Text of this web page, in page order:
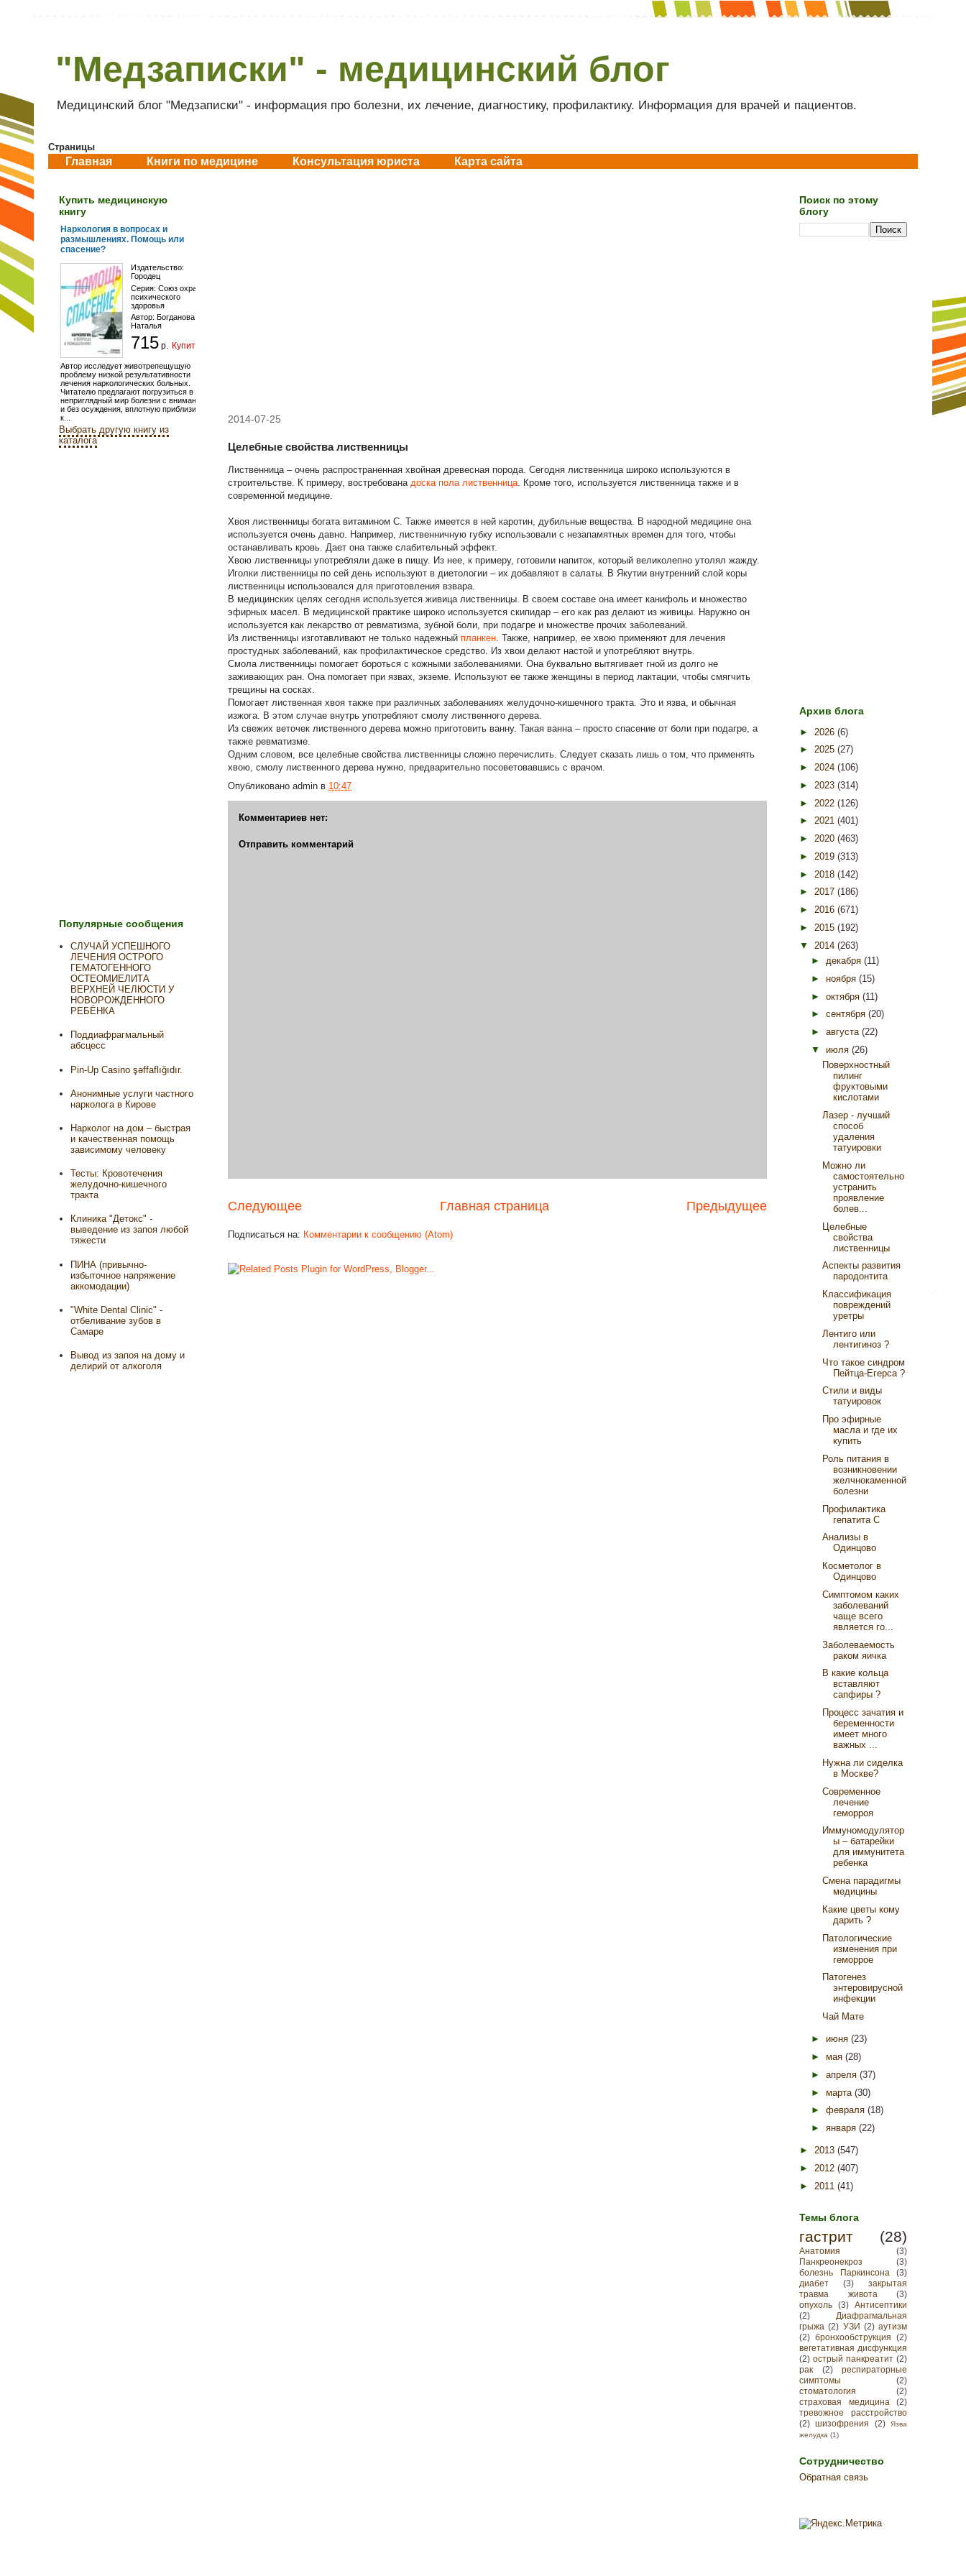
"Медзаписки" - медицинский блог
Медицинский блог "Медзаписки" - информация про болезни, их лечение, диагностику, профилактику. Информация для врачей и пациентов.
Страницы
Главная Книги по медицине Консультация юриста Карта сайта
2014-07-25
Целебные свойства лиственницы
Лиственница – очень распространенная хвойная древесная порода. Сегодня лиственница широко используются в
строительстве. К примеру, востребована доска пола лиственница. Кроме того, используется лиственница также и в
современной медицине.
Хвоя лиственницы богата витамином С. Также имеется в ней каротин, дубильные вещества. В народной медицине она
используется очень давно. Например, лиственничную губку использовали с незапамятных времен для того, чтобы
останавливать кровь. Дает она также слабительный эффект.
Хвою лиственницы употребляли даже в пищу. Из нее, к примеру, готовили напиток, который великолепно утолял жажду.
Иголки лиственницы по сей день используют в диетологии – их добавляют в салаты. В Якутии внутренний слой коры
лиственницы использовался для приготовления взвара.
В медицинских целях сегодня используется живица лиственницы. В своем составе она имеет канифоль и множество
эфирных масел. В медицинской практике широко используется скипидар – его как раз делают из живицы. Наружно он
используется как лекарство от ревматизма, зубной боли, при подагре и множестве прочих заболеваний.
Из лиственницы изготавливают не только надежный планкен. Также, например, ее хвою применяют для лечения
простудных заболеваний, как профилактическое средство. Из хвои делают настой и употребляют внутрь.
Смола лиственницы помогает бороться с кожными заболеваниями. Она буквально вытягивает гной из долго не
заживающих ран. Она помогает при язвах, экземе. Используют ее также женщины в период лактации, чтобы смягчить
трещины на сосках.
Помогает лиственная хвоя также при различных заболеваниях желудочно-кишечного тракта. Это и язва, и обычная
изжога. В этом случае внутрь употребляют смолу лиственного дерева.
Из свежих веточек лиственного дерева можно приготовить ванну. Такая ванна – просто спасение от боли при подагре, а
также ревматизме.
Одним словом, все целебные свойства лиственницы сложно перечислить. Следует сказать лишь о том, что применять
хвою, смолу лиственного дерева нужно, предварительно посоветовавшись с врачом.
Опубликовано admin в 10:47
Комментариев нет:
Отправить комментарий
Следующее Предыдущее
Главная страница
Подписаться на: Комментарии к сообщению (Atom)
Купить медицинскую
книгу
Наркология в вопросах и
размышлениях. Помощь или
спасение?
Издательство:
Городец
Серия: Союз охраны
психического
здоровья
Автор: Богданова
Наталья
715 р. Купить
Автор исследует животрепещущую
проблему низкой результативности
лечения наркологических больных.
Читателю предлагают погрузиться в
неприглядный мир болезни с вниманием
и без осуждения, вплотную приблизиться
к...
Выбрать другую книгу из
каталога
Популярные сообщения
СЛУЧАЙ УСПЕШНОГО
ЛЕЧЕНИЯ ОСТРОГО
ГЕМАТОГЕННОГО
ОСТЕОМИЕЛИТА
ВЕРХНЕЙ ЧЕЛЮСТИ У
НОВОРОЖДЕННОГО
РЕБЁНКА
Поддиафрагмальный
абсцесс
Pin-Up Casino şəffaflığıdır.
Анонимные услуги частного
нарколога в Кирове
Нарколог на дом – быстрая
и качественная помощь
зависимому человеку
Тесты: Кровотечения
желудочно-кишечного
тракта
Клиника "Детокс" -
выведение из запоя любой
тяжести
ПИНА (привычно-
избыточное напряжение
аккомодации)
"White Dental Clinic" -
отбеливание зубов в
Самаре
Вывод из запоя на дому и
делирий от алкоголя
Поиск по этому
блогу
Архив блога
► 2026 (6)
► 2025 (27)
► 2024 (106)
► 2023 (314)
► 2022 (126)
► 2021 (401)
► 2020 (463)
► 2019 (313)
► 2018 (142)
► 2017 (186)
► 2016 (671)
► 2015 (192)
▼ 2014 (263)
► декабря (11)
► ноября (15)
► октября (11)
► сентября (20)
► августа (22)
▼ июля (26)
Поверхностный
пилинг
фруктовыми
кислотами
Лазер - лучший
способ
удаления
татуировки
Можно ли
самостоятельно
устранить
проявление
болев...
Целебные
свойства
лиственницы
Аспекты развития
пародонтита
Классификация
повреждений
уретры
Лентиго или
лентигиноз ?
Что такое синдром
Пейтца-Егерса ?
Стили и виды
татуировок
Про эфирные
масла и где их
купить
Роль питания в
возникновении
желчнокаменной
болезни
Профилактика
гепатита С
Анализы в
Одинцово
Косметолог в
Одинцово
Симптомом каких
заболеваний
чаще всего
является го...
Заболеваемость
раком яичка
В какие кольца
вставляют
сапфиры ?
Процесс зачатия и
беременности
имеет много
важных ...
Нужна ли сиделка
в Москве?
Современное
лечение
геморроя
Иммуномодулятор
ы – батарейки
для иммунитета
ребенка
Смена парадигмы
медицины
Какие цветы кому
дарить ?
Патологические
изменения при
геморрое
Патогенез
энтеровирусной
инфекции
Чай Мате
► июня (23)
► мая (28)
► апреля (37)
► марта (30)
► февраля (18)
► января (22)
► 2013 (547)
► 2012 (407)
► 2011 (41)
Темы блога
гастрит (28)
Анатомия
(3)
Панкреонекроз
(3)
болезнь Паркинсона
(3)
диабет
(3)
закрытая
травма живота
(3)
опухоль
(3)
Антисептики
(2)
Диафрагмальная
грыжа (2) УЗИ (2) аутизм
(2) бронхообструкция
(2)
вегетативная дисфункция
(2) острый панкреатит (2)
рак
(2)
респираторные
симптомы
(2)
стоматология
(2)
страховая медицина
(2)
тревожное расстройство
(2) шизофрения (2)
Язва
желудка (1)
Сотрудничество
Обратная связь